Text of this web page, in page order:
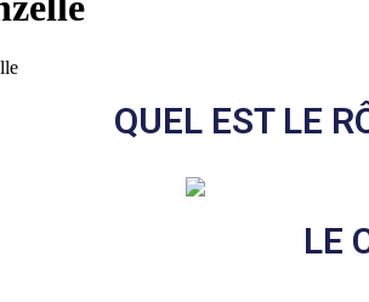
QUEL EST LE
LE